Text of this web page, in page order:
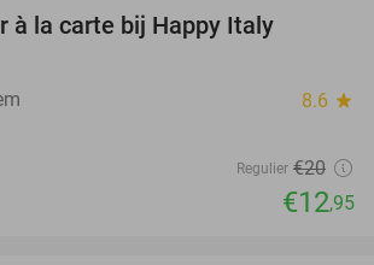
à la carte bij Happy Italy
8.6 star
Regulier €20
€12,95